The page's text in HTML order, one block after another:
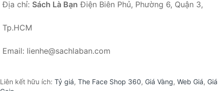
Địa chỉ: Sách Là Bạn Điện Biên Phủ, Phường 6, Quận 3,
Tp.HCM
Email: lienhe@sachlaban.com
Liên kết hữu ích: Tỷ giá, The Face Shop 360, Giá Vàng, Web Giá, Giá